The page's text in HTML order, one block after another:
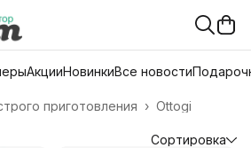
АкцииНовинкиВсе новости
Ottogi
приготовления ›
Сортировка